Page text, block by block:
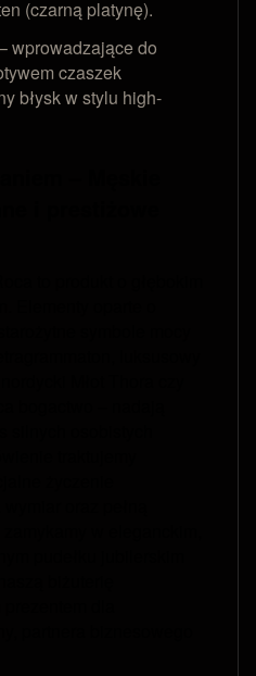
(czarną platynę).
wprowadzające do
czaszek
błysk w stylu high-